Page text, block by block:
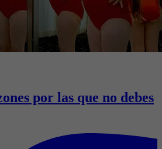
por las que no debes